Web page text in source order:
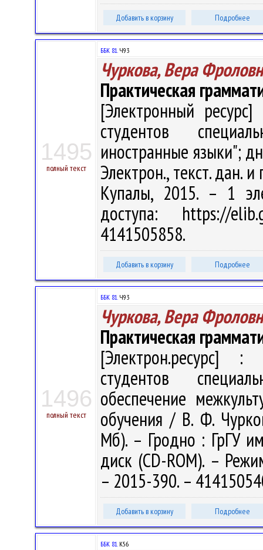
Добавить в корзину Подробнее
1495
полный текст
ББК 81.Ч93
Чуркова, Вера
Практическая
[Электронный
студентов
иностранные языки";
Электрон., текст. дан.
Купалы, 2015. – 1
доступа: https://
4141505858.
Добавить в корзину Подробнее
1496
полный текст
ББК 81.Ч93
Чуркова, Вера
Практическая
[Электрон.ресурс] :
студентов
обеспечение
обучения / В. Ф.
Мб). – Гродно : ГрГУ
диск (CD-ROM). –
– 2015-390. –
Добавить в корзину Подробнее
ББК 81.К56